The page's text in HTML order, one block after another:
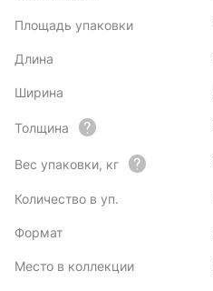
Площадь упаковки
Длина
Ширина
Толщина
Вес упаковки, кг
Количество в уп.
Формат
Место в коллекции